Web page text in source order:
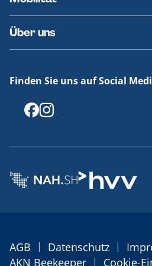
Fundsachen
Häufige Fragen
Barrierefreies Reisen
Erklärung Barrierefreiheit
Über uns
Offenlegungen
Finden Sie uns auf Social
AGB | Datenschutz |
AKN Beekeeper | Cookie-